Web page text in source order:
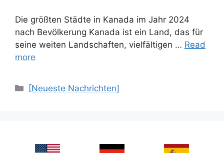
Die größten Städte in Kanada im Jahr 2024
nach Bevölkerung Kanada ist ein Land, das für
seine weiten Landschaften, vielfältigen … Read
more
Categories
[Neueste Nachrichten]